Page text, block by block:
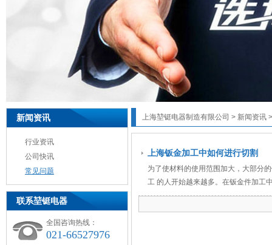
新闻资讯
行业资讯
公司快讯
常见问题
联系堃铤电器
全国咨询热线：
021-66527976
上海堃铤电器制造有限公司 > 新闻资讯
上海钣金加工中如何进行切割
为了使材料的使用范围加大，大部分
工 的人开始越来越多。在钣金件加工